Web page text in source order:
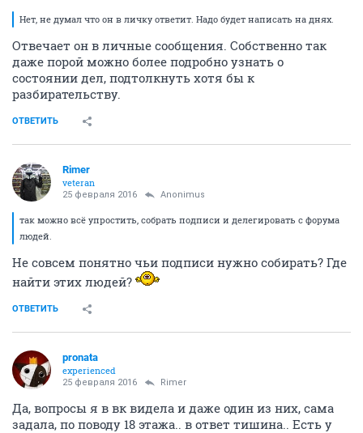
Нет, не думал что он в личку ответит. Надо будет написать на днях.
Отвечает он в личные сообщения. Собственно так
даже порой можно более подробно узнать о
состоянии дел, подтолкнуть хотя бы к
разбирательству.
ОТВЕТИТЬ
Rimer
veteran
25 февраля 2016 Anоnimus
так можно всё упростить, собрать подписи и делегировать с форума
людей.
Не совсем понятно чьи подписи нужно собирать? Где
найти этих людей?
ОТВЕТИТЬ
pronata
experienced
25 февраля 2016 Rimer
Да, вопросы я в вк видела и даже один из них, сама
задала, по поводу 18 этажа.. в ответ тишина.. Есть у